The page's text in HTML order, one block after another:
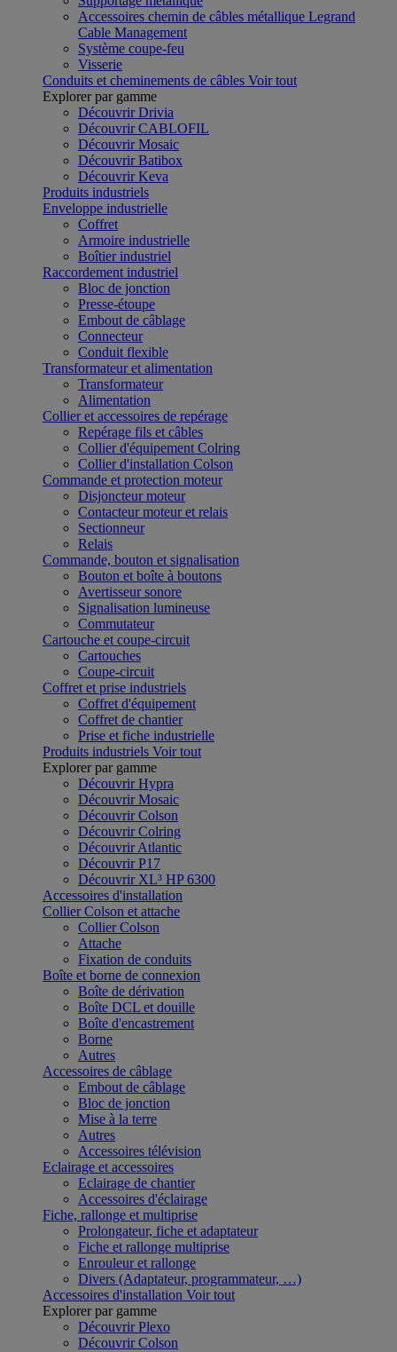
Accessoires chemin de câbles métallique Legrand
Cable Management
Système coupe-feu
Visserie
Conduits et cheminements de câbles Voir tout
Explorer par gamme
Découvrir Drivia
Découvrir CABLOFIL
Découvrir Mosaic
Découvrir Batibox
Découvrir Keva
Produits industriels
Enveloppe industrielle
Coffret
Armoire industrielle
Boîtier industriel
Raccordement industriel
Bloc de jonction
Presse-étoupe
Embout de câblage
Connecteur
Conduit flexible
Transformateur et alimentation
Transformateur
Alimentation
Collier et accessoires de repérage
Repérage fils et câbles
Collier d'équipement Colring
Collier d'installation Colson
Commande et protection moteur
Disjoncteur moteur
Contacteur moteur et relais
Sectionneur
Relais
Commande, bouton et signalisation
Bouton et boîte à boutons
Avertisseur sonore
Signalisation lumineuse
Commutateur
Cartouche et coupe-circuit
Cartouches
Coupe-circuit
Coffret et prise industriels
Coffret d'équipement
Coffret de chantier
Prise et fiche industrielle
Produits industriels Voir tout
Explorer par gamme
Découvrir Hypra
Découvrir Mosaic
Découvrir Colson
Découvrir Colring
Découvrir Atlantic
Découvrir P17
Découvrir XL³ HP 6300
Accessoires d'installation
Collier Colson et attache
Collier Colson
Attache
Fixation de conduits
Boîte et borne de connexion
Boîte de dérivation
Boîte DCL et douille
Boîte d'encastrement
Borne
Autres
Accessoires de câblage
Embout de câblage
Bloc de jonction
Mise à la terre
Autres
Accessoires télévision
Eclairage et accessoires
Eclairage de chantier
Accessoires d'éclairage
Fiche, rallonge et multiprise
Prolongateur, fiche et adaptateur
Fiche et rallonge multiprise
Enrouleur et rallonge
Divers (Adaptateur, programmateur, …)
Accessoires d'installation Voir tout
Explorer par gamme
Découvrir Plexo
Découvrir Colson